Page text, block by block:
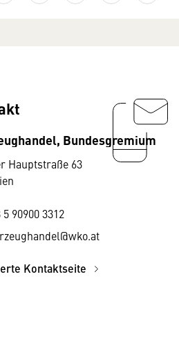
Bundesgremium
Hauptstraße 63
5 90900 3312
Kontaktseite